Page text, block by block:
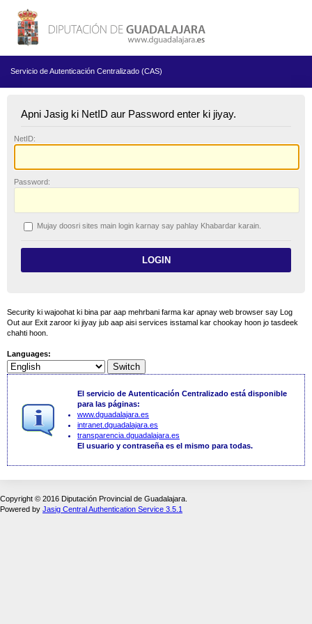
Servicio de Autenticación Centralizado (CAS)
Apni Jasig ki NetID aur Password enter ki jiyay.
NetID:
Password:
Mujay doosri sites main login karnay say pahlay Khabardar karain.
Security ki wajoohat ki bina par aap mehrbani farma kar apnay web browser say Log
Out aur Exit zaroor ki jiyay jub aap aisi services isstamal kar chookay hoon jo tasdeek
chahti hoon.
Languages:
El servicio de Autenticación Centralizado está disponible
para las páginas:
www.dguadalajara.es
intranet.dguadalajara.es
transparencia.dguadalajara.es
El usuario y contraseña es el mismo para todas.
Copyright © 2016 Diputación Provincial de Guadalajara.
Powered by Jasig Central Authentication Service 3.5.1